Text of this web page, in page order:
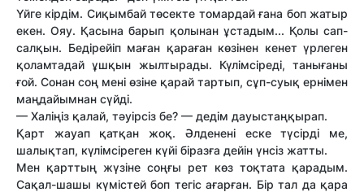
Үйге кірдім. Сиқымбай төсекте томардай ғана боп жатыр
екен. Ояу. Қасына барып қолынан ұстадым... Қолы сап-
салқын. Бедірейіп маған қараған көзінен кенет үрлеген
қоламтадай ұшқын жылтырады. Күлімсіреді, танығаны
ғой. Сонан соң мені өзіне қарай тартып, сұп-суық ернімен
маңдайымнан сүйді.
— Халіңіз қалай, тәуірсіз бе? — дедім дауыстаңқырап.
Қарт жауап қатқан жоқ. Әлденені еске түсірді ме,
шалықтап, күлімсіреген күйі біразға дейін үнсіз жатты.
Мен қарттың жүзіне соңғы рет көз тоқтата қарадым.
Сақал-шашы күмістей боп тегіс ағарған. Бір тал да қара